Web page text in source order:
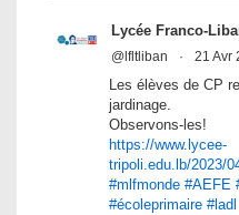
Lycée Franco-
@lfltliban · 21 Avr
Les élèves de CP
jardinage.
Observons-les!
https://www.lycee-
tripoli.edu.lb/2023/
#mlfmonde #AEFE
#écoleprimaire #ladl